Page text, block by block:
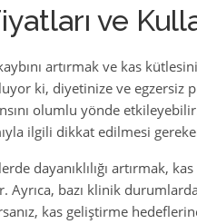
ve
artırmak ve kas
ki, diyetinize ve egzersiz
olumlu yönde
ilgili dikkat edilmesi
dayanıklılığı artırmak,
Ayrıca, bazı klinik
kas geliştirme